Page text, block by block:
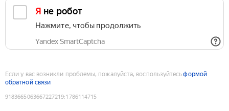
Я не робот
Нажмите, чтобы продолжить
Yandex SmartCaptcha
Если у вас возникли проблемы, пожалуйста, воспользуйтесьформой
обратной связи
9183665063667227219:1786114715